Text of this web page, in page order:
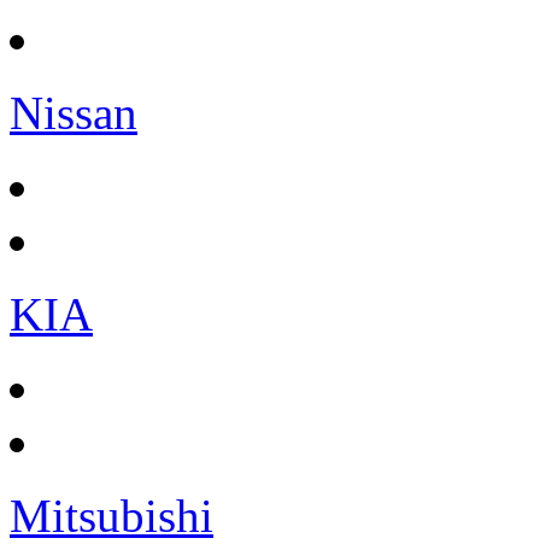
Nissan
KIA
Mitsubishi